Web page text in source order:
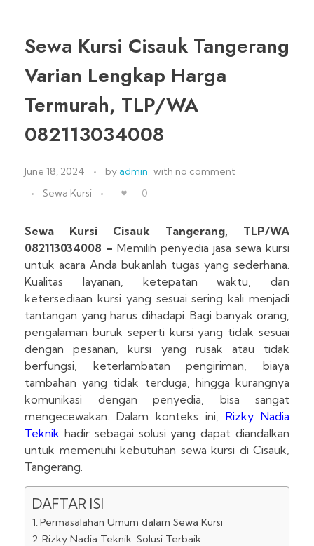
Sewa Kursi Cisauk Tangerang
Varian Lengkap Harga
Termurah, TLP/WA
082113034008
June 18, 2024 byadmin with no comment
Sewa Kursi
0
Sewa Kursi Cisauk Tangerang, TLP/WA
082113034008 – Memilih penyedia jasa sewa kursi
untuk acara Anda bukanlah tugas yang sederhana.
Kualitas layanan, ketepatan waktu, dan
ketersediaan kursi yang sesuai sering kali menjadi
tantangan yang harus dihadapi. Bagi banyak orang,
pengalaman buruk seperti kursi yang tidak sesuai
dengan pesanan, kursi yang rusak atau tidak
berfungsi, keterlambatan pengiriman, biaya
tambahan yang tidak terduga, hingga kurangnya
komunikasi dengan penyedia, bisa sangat
mengecewakan. Dalam konteks ini, Rizky Nadia
Teknik hadir sebagai solusi yang dapat diandalkan
untuk memenuhi kebutuhan sewa kursi di Cisauk,
Tangerang.
DAFTAR ISI
Permasalahan Umum dalam Sewa Kursi
Rizky Nadia Teknik: Solusi Terbaik